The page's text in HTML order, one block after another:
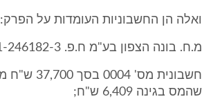
ואלה הן החשבוניות העומדות על הפרק:
מ.ח. בונה הצפון בע"מ ח.פ. 51-246182-3
שהמס בגינה 6,409 ש"ח;